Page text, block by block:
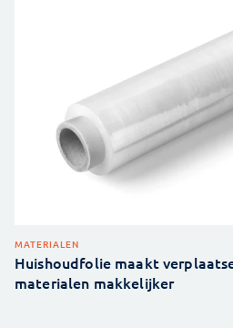
MATERIALEN
Huishoudfolie maakt
materialen makkelijker